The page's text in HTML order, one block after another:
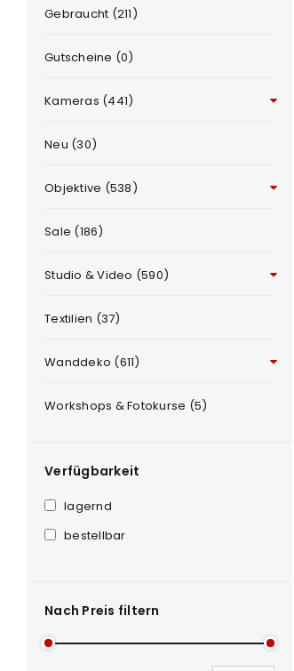
Passwort
Gebraucht (211)
Gutscheine (0)
Kameras (441)
Neu (30)
Objektive (538)
Sale (186)
Studio & Video (590)
Textilien (37)
Wanddeko (611)
Workshops & Fotokurse (5)
Verfügbarkeit
lagernd
bestellbar
Nach Preis filtern